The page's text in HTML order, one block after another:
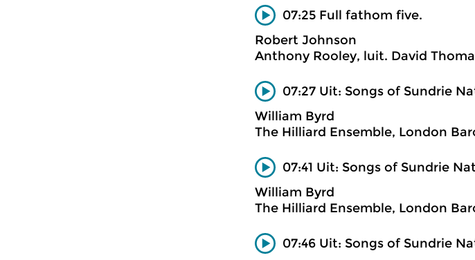
07:25 Full fathom five.
Robert Johnson
Anthony Rooley, luit. David
07:27 Uit: Songs of Sundrie
William Byrd
The Hilliard Ensemble, London
07:41 Uit: Songs of Sundrie
William Byrd
The Hilliard Ensemble, London
07:46 Uit: Songs of Sundrie